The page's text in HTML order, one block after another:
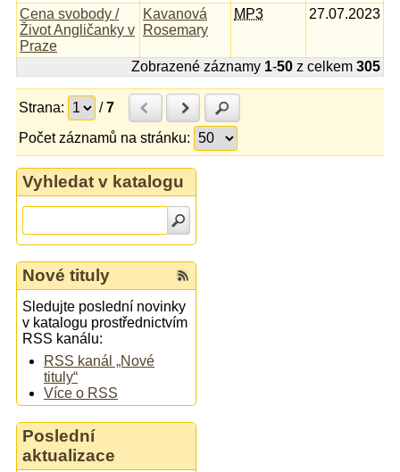
Cena svobody /
Život Angličanky v
Praze
Kavanová
Rosemary
MP3 27.07.2023
Zobrazené záznamy 1-50 z celkem 305
Strana: /7 Předchozí
Další
Počet záznamů na stránku:
Vyhledat v katalogu
Nové tituly
Sledujte poslední novinky
v katalogu prostřednictvím
RSS kanálu:
RSS kanál „Nové
tituly“
Více o RSS
Poslední
aktualizace